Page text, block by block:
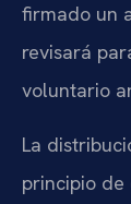
firmado un
revisará
voluntario
La
principio